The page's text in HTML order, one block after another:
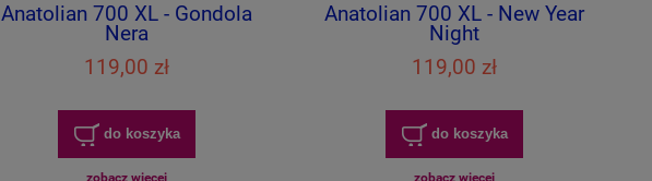
Anatolian 700 XL - Gondola
Nera
119,00 zł
do koszyka
zobacz więcej
Anatolian 700 XL - New Year
Night
119,00 zł
do koszyka
zobacz więcej